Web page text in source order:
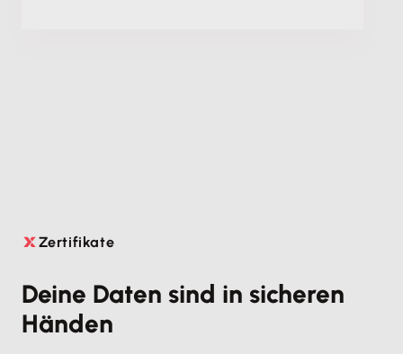
Zertifikate
Deine Daten sind in sicheren
Händen